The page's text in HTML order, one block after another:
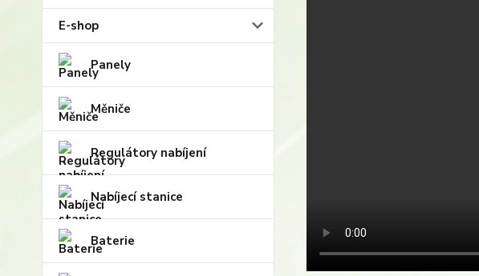
E-shop
Panely
Měniče
Regulátory nabíjení
Nabíjecí stanice
Baterie